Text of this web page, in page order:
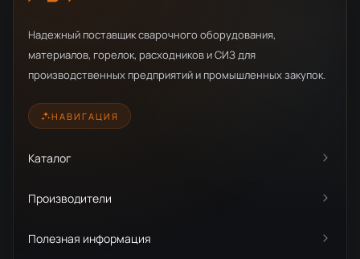
Надежный поставщик сварочного оборудования,
материалов, горелок, расходников и СИЗ для
производственных предприятий и промышленных закупок.
НАВИГАЦИЯ
Каталог
Производители
Полезная информация